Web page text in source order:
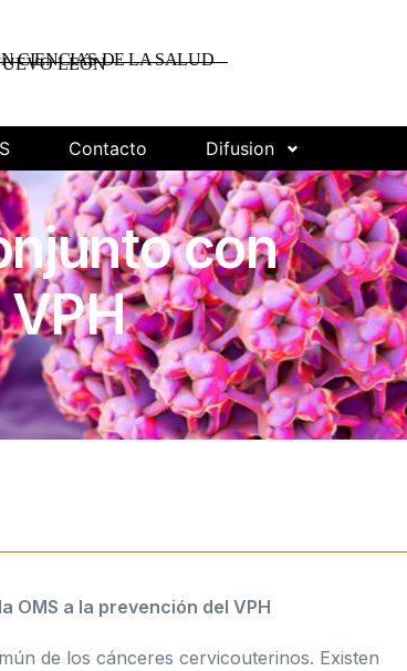
LEÓN
CIENCIAS DE LA SALUD
Contacto Difusion
con
OMS a la prevención del VPH
de los cánceres cervicouterinos. Existen